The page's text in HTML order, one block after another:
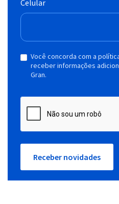
Celular
Você concorda com a
receber informações
Gran.
Receber novidades